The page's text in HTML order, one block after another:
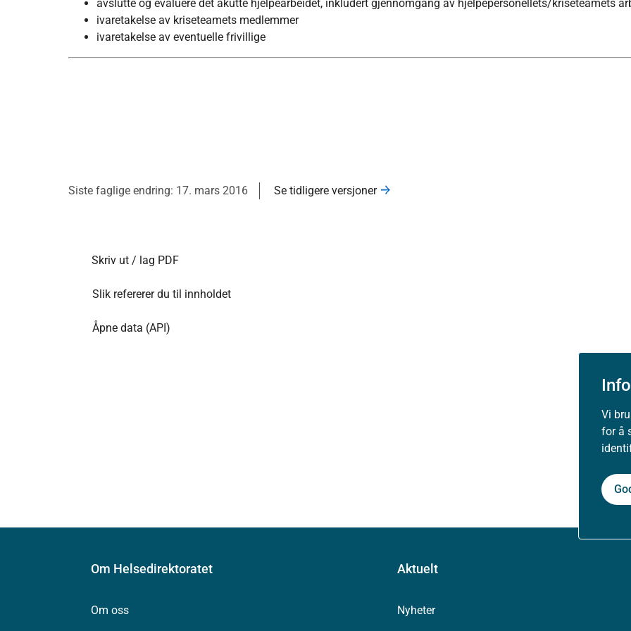
Vi
for å
avslutte og evaluere det akutte hjelpearbeidet, inkludert gjennomgang av hjelpepersonellets/kriseteamets
ivaretakelse av kriseteamets medlemmer
ivaretakelse av eventuelle frivillige
Siste faglige endring: 17. mars 2016 Se tidligere versjoner
Skriv ut / lag PDF
Slik refererer du til innholdet
Åpne data (API)
Om Helsedirektoratet
Om oss
Aktuelt
Nyheter